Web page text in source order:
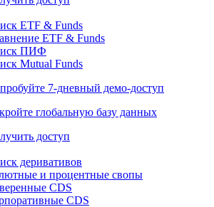
ETF & Funds
ETF & Funds
ПИФ
Mutual Funds
7-дневный демо-доступ
глобальную базу данных
доступ
деривативов
и процентные свопы
CDS
CDS